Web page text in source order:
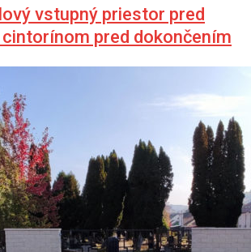
vstupný priestor pred
pred dokončením